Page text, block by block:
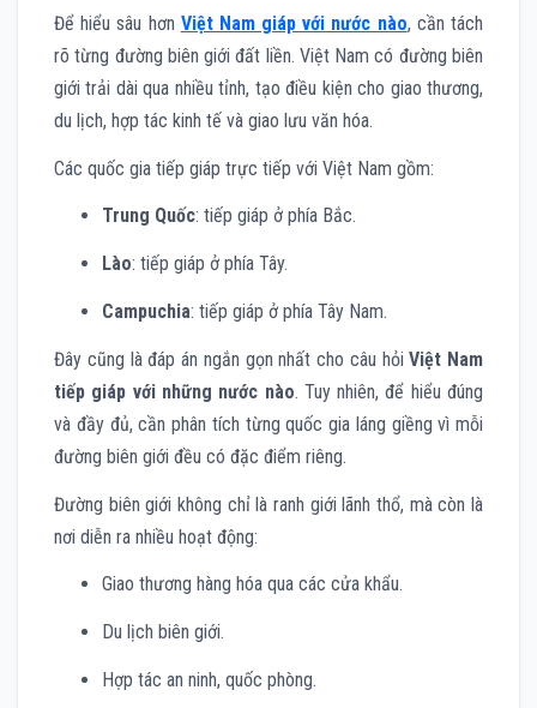
Để hiểu sâu hơn Việt Nam giáp với nước nào, cần tách
rõ từng đường biên giới đất liền. Việt Nam có đường biên
giới trải dài qua nhiều tỉnh, tạo điều kiện cho giao thương,
du lịch, hợp tác kinh tế và giao lưu văn hóa.
Các quốc gia tiếp giáp trực tiếp với Việt Nam gồm:
Trung Quốc: tiếp giáp ở phía Bắc.
Lào: tiếp giáp ở phía Tây.
Campuchia: tiếp giáp ở phía Tây Nam.
Đây cũng là đáp án ngắn gọn nhất cho câu hỏiViệt Nam
tiếp giáp với những nước nào. Tuy nhiên, để hiểu đúng
và đầy đủ, cần phân tích từng quốc gia láng giềng vì mỗi
đường biên giới đều có đặc điểm riêng.
Đường biên giới không chỉ là ranh giới lãnh thổ, mà còn là
nơi diễn ra nhiều hoạt động:
Giao thương hàng hóa qua các cửa khẩu.
Du lịch biên giới.
Hợp tác an ninh, quốc phòng.